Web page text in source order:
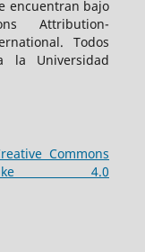
encuentran bajo
Attribution-
Todos
la Universidad
Commons
4.0